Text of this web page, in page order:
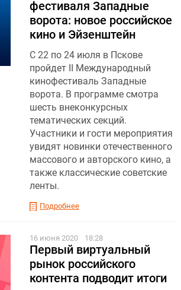
фестиваля Западные
ворота: новое российское
кино и Эйзенштейн
C 22 по 24 июля в Пскове
пройдет II Международный
кинофестиваль Западные
ворота. В программе смотра
шесть внеконкурсных
тематических секций.
Участники и гости мероприятия
увидят новинки отечественного
массового и авторского кино, а
также классические советские
ленты.
Подробнее
16 июня 2020 18:28
Первый виртуальный
рынок российского
контента подводит итоги